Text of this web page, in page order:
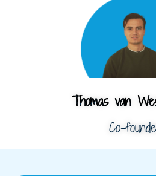
Thomas van
Co-